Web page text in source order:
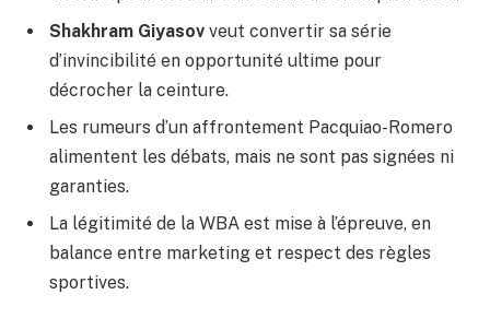
Shakhram Giyasov veut convertir sa série
d’invincibilité en opportunité ultime pour
décrocher la ceinture.
Les rumeurs d’un affrontement Pacquiao-Romero
alimentent les débats, mais ne sont pas signées ni
garanties.
La légitimité de la WBA est mise à l’épreuve, en
balance entre marketing et respect des règles
sportives.